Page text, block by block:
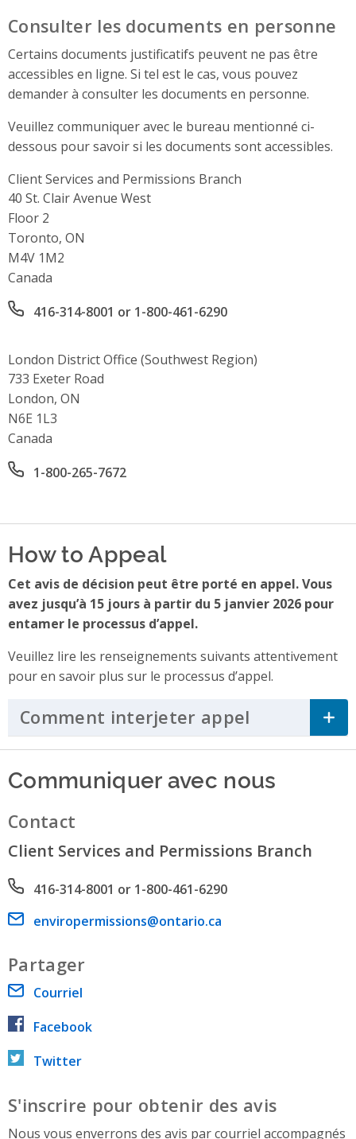
Consulter les documents en personne
Certains documents justificatifs peuvent ne pas être
accessibles en ligne. Si tel est le cas, vous pouvez
demander à consulter les documents en personne.
Veuillez communiquer avec le bureau mentionné ci-
dessous pour savoir si les documents sont accessibles.
Client Services and Permissions Branch
Address
40 St. Clair Avenue West
Floor 2
Toronto, ON
M4V 1M2
Canada
Office phone number
416-314-8001 or 1-800-461-6290
London District Office (Southwest Region)
Address
733 Exeter Road
London, ON
N6E 1L3
Canada
Office phone number
1-800-265-7672
How to Appeal
Cet avis de décision peut être porté en appel. Vous
avez jusqu’à 15 jours à partir du 5 janvier 2026 pour
entamer le processus d’appel.
Veuillez lire les renseignements suivants attentivement
pour en savoir plus sur le processus d’appel.
Comment interjeter appel Click to
Communiquer avec nous
Contact
Client Services and Permissions Branch
Phone number
416-314-8001 or 1-800-461-6290
Email address
enviropermissions@ontario.ca
Partager
Courriel
Facebook
Twitter
S'inscrire pour obtenir des avis
Nous vous enverrons des avis par courriel accompagnés